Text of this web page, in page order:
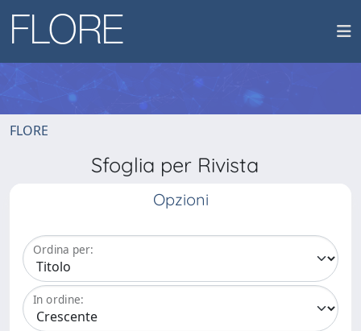
FLORE
Sfoglia per Rivista
Opzioni
Ordina per:
In ordine: